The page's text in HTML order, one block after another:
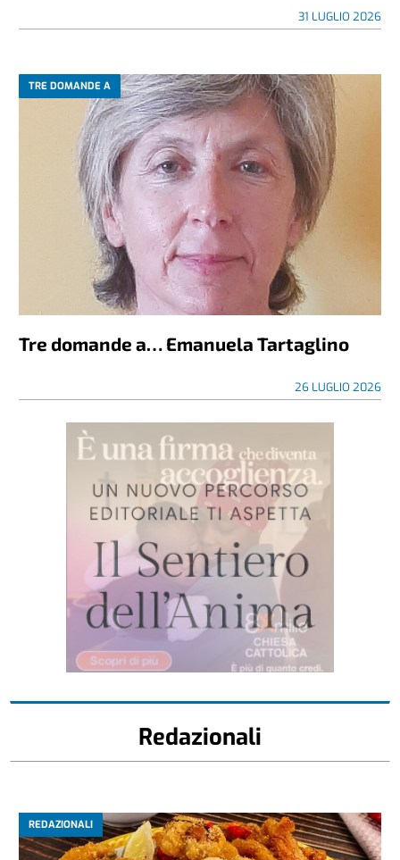
31 LUGLIO 2026
TRE DOMANDE A
Tre domande a… Emanuela Tartaglino
26 LUGLIO 2026
Redazionali
REDAZIONALI